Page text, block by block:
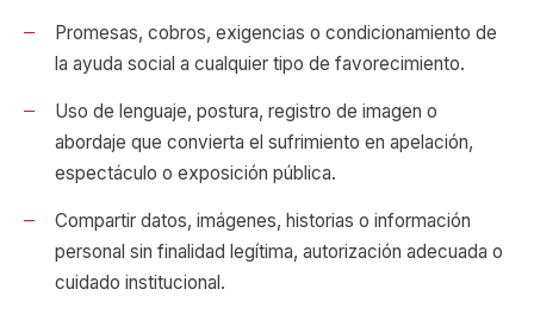
Promesas, cobros, exigencias o condicionamiento de
la ayuda social a cualquier tipo de favorecimiento.
Uso de lenguaje, postura, registro de imagen o
abordaje que convierta el sufrimiento en apelación,
espectáculo o exposición pública.
Compartir datos, imágenes, historias o información
personal sin finalidad legítima, autorización adecuada o
cuidado institucional.